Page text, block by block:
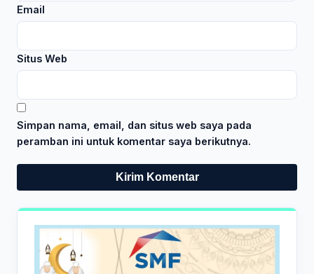
Email
Situs Web
Simpan nama, email, dan situs web saya pada
peramban ini untuk komentar saya berikutnya.